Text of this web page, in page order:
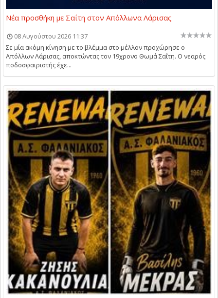
Νέα προσθήκη με Σαΐτη στον Απόλλωνα Λάρισας
08 Αυγούστου 2026 11:37
Σε μία ακόμη κίνηση με το βλέμμα στο μέλλον προχώρησε ο
Απόλλων Λάρισας, αποκτώντας τον 19χρονο Θωμά Σαΐτη. Ο νεαρός
ποδοσφαιριστής έχε...